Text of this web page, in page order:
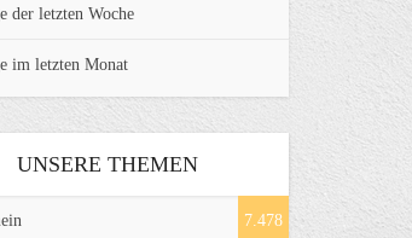
der letzten Woche
im letzten Monat
UNSERE THEMEN
7.478